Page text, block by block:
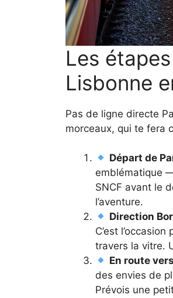
Les
Lisbonne
Pas de ligne directe
morceaux, qui te fera
Départ de
emblématique
SNCF avant le
l’aventure.
Direction
C’est
travers la vitre.
En route
des envies de
Prévois une